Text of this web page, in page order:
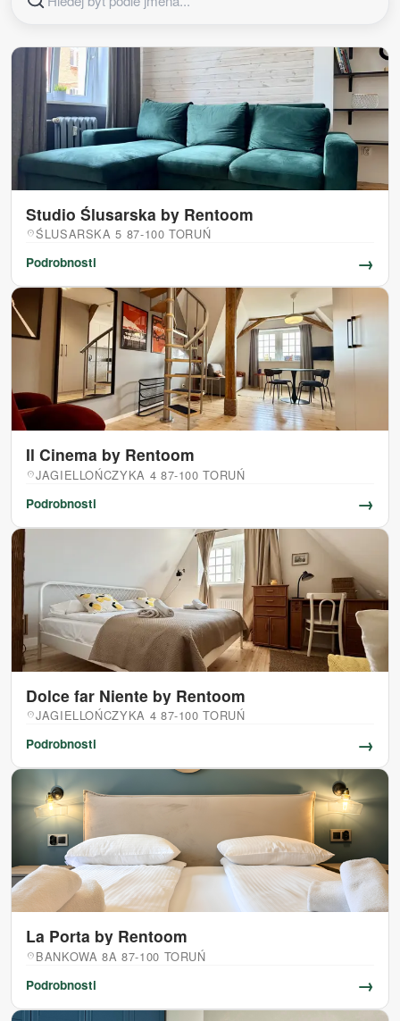
Studio Ślusarska by Rentoom
location_onŚLUSARSKA 5 87-100 TORUŃ
Podrobnosti
→
Il Cinema by Rentoom
location_onJAGIELLOŃCZYKA 4 87-100 TORUŃ
Podrobnosti
→
Dolce far Niente by Rentoom
location_onJAGIELLOŃCZYKA 4 87-100 TORUŃ
Podrobnosti
→
La Porta by Rentoom
location_on BANKOWA 8A 87-100 TORUŃ
Podrobnosti
→